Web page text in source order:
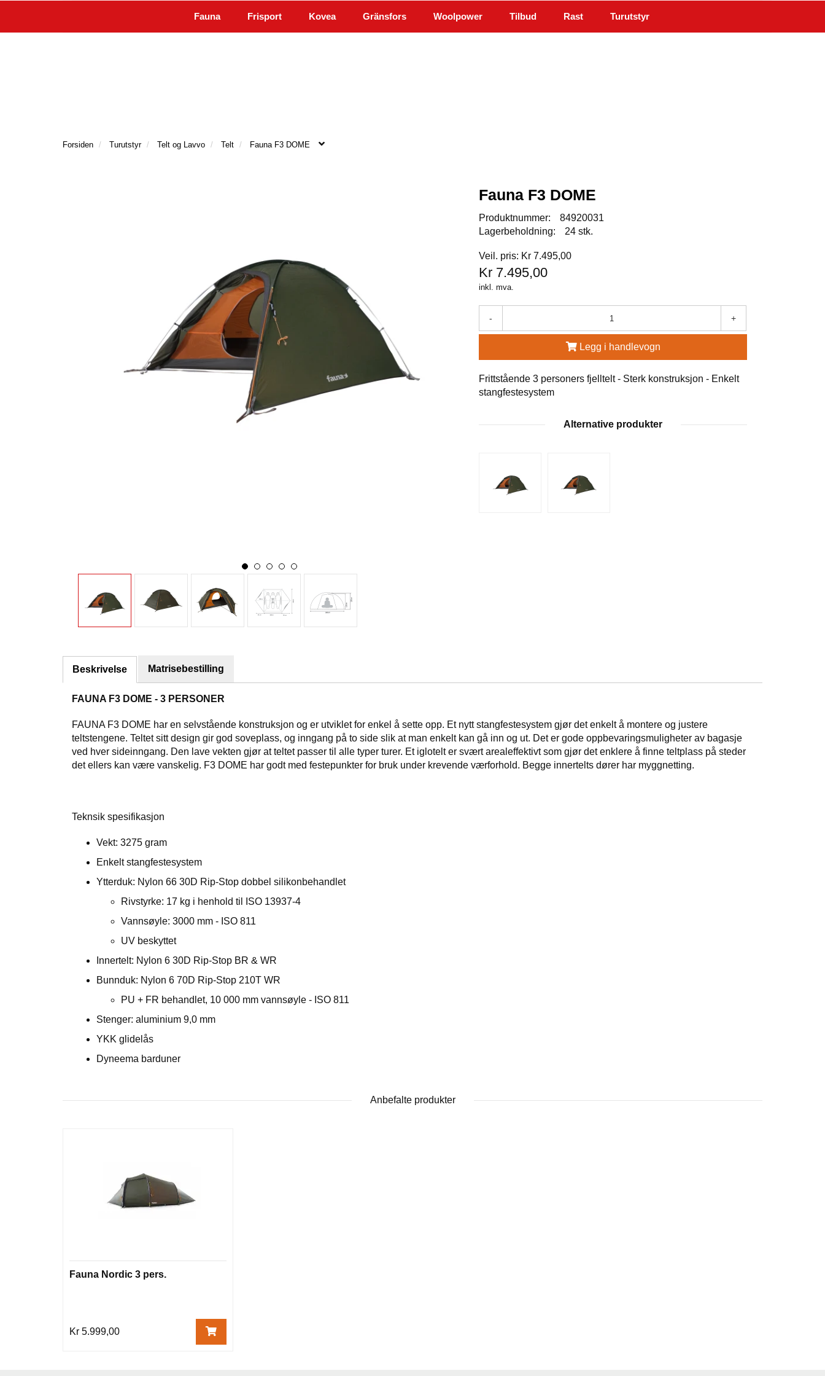
Kontakt ossFauna Frisport Kovea Gränsfors Woolpower Tilbud Rast Turutstyr
Forsiden Turutstyr Telt og Lavvo Telt Fauna F3 DOME
Fauna F3 DOME
Produktnummer:
84920031
Lagerbeholdning:
24 stk.
Veil. pris: Kr 7.495,00
Kr 7.495,00
inkl. mva.
- +
Legg i handlevogn
Frittstående 3 personers fjelltelt - Sterk konstruksjon - Enkelt
stangfestesystem
Alternative produkter
Beskrivelse Matrisebestilling
FAUNA F3 DOME - 3 PERSONER
FAUNA F3 DOME har en selvstående konstruksjon og er utviklet for enkel å sette opp. Et nytt stangfestesystem gjør det enkelt å montere og justere
teltstengene. Teltet sitt design gir god soveplass, og inngang på to side slik at man enkelt kan gå inn og ut. Det er gode oppbevaringsmuligheter av bagasje
ved hver sideinngang. Den lave vekten gjør at teltet passer til alle typer turer. Et iglotelt er svært arealeffektivt som gjør det enklere å finne teltplass på steder
det ellers kan være vanskelig. F3 DOME har godt med festepunkter for bruk under krevende værforhold. Begge innertelts dører har myggnetting.
Teknsik spesifikasjon
Vekt: 3275 gram
Enkelt stangfestesystem
Ytterduk: Nylon 66 30D Rip-Stop dobbel silikonbehandlet
Rivstyrke: 17 kg i henhold til ISO 13937-4
Vannsøyle: 3000 mm - ISO 811
UV beskyttet
Innertelt: Nylon 6 30D Rip-Stop BR & WR
Bunnduk: Nylon 6 70D Rip-Stop 210T WR
PU + FR behandlet, 10 000 mm vannsøyle - ISO 811
Stenger: aluminium 9,0 mm
YKK glidelås
Dyneema barduner
Anbefalte produkter
Fauna Nordic 3 pers.
Kr 5.999,00